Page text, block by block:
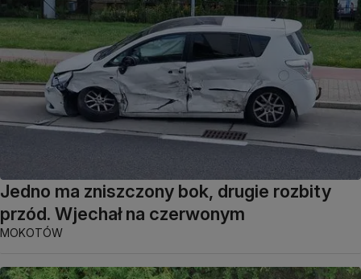
Jedno ma zniszczony bok, drugie rozbity
przód. Wjechał na czerwonym
MOKOTÓW